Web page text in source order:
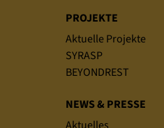
PROJEKTE
Aktuelle Projekte
SYRASP
BEYONDREST
NEWS & PRESSE